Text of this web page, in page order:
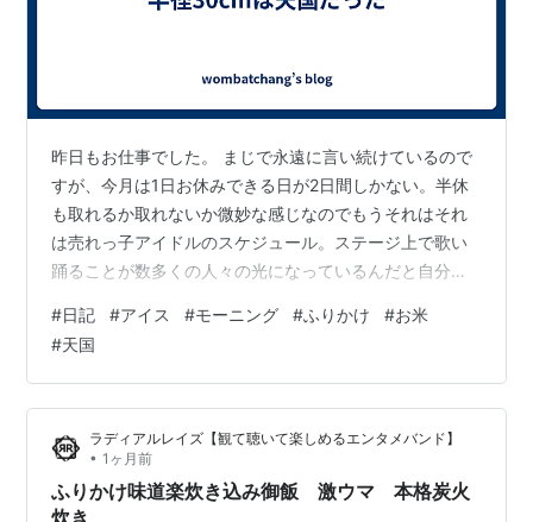
昨日もお仕事でした。 まじで永遠に言い続けているので
すが、今月は1日お休みできる日が2日間しかない。半休
も取れるか取れないか微妙な感じなのでもうそれはそれ
は売れっ子アイドルのスケジュール。ステージ上で歌い
踊ることが数多くの人々の光になっているんだと自分に
ファンに元気を与えるために笑顔で頑張っちゃうんだか
ら☆☆☆ しかし現実はPCの前。終わりの見えない資料
作成と、お金にならない企画立案。PCとにらめっこして
いるうちに眼鏡がどんどん分厚くなって眉間の皺がどん
どん深くなって、一昔前のアニメに出てくるリケジョみ
たいになってくる。一昔前のアニメに出てくる…
#日記 #アイス #モーニング #ふりかけ #お米
#天国
ラディアルレイズ【観て聴いて楽しめるエンタメバンド】
• 1ヶ月前
ふりかけ味道楽炊き込み御飯 激ウマ 本格炭火
炊き